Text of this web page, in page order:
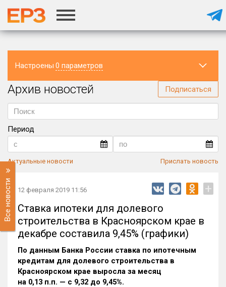
Настроены 0 параметров
Регион
Архив новостей Подписаться
Период
Актуальные новости Прислать новость
Все новости 12 февраля 2019 11:56 +
Ставка ипотеки для долевого
строительства в Красноярском крае в
декабре составила 9,45% (графики)
По данным Банка России ставка по ипотечным
кредитам для долевого строительства в
Красноярском крае выросла за месяц
на 0,13 п.п. — с 9,32 до 9,45%.